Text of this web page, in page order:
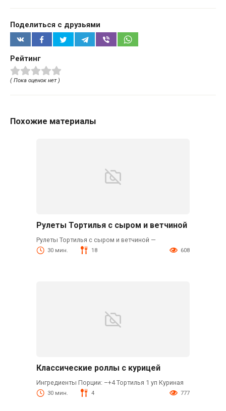
Поделиться с друзьями
Рейтинг
( Пока оценок нет )
Похожие материалы
Рулеты Тортилья с сыром и ветчиной
Рулеты Тортилья с сыром и ветчиной —
30 мин. 18 608
Классические роллы с курицей
Ингредиенты Порции: –+4 Тортилья 1 уп Куриная
30 мин. 4 777